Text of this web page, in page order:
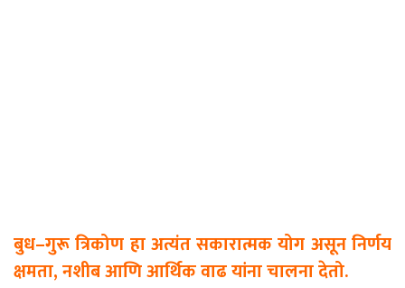
बुध–गुरू त्रिकोण हा अत्यंत सकारात्मक योग असून निर्णय
क्षमता, नशीब आणि आर्थिक वाढ यांना चालना देतो.